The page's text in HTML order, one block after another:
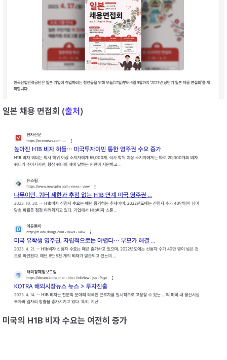
일본 채용 면접회 (출처)
미국의 H1B 비자 수요는 여전히 증가